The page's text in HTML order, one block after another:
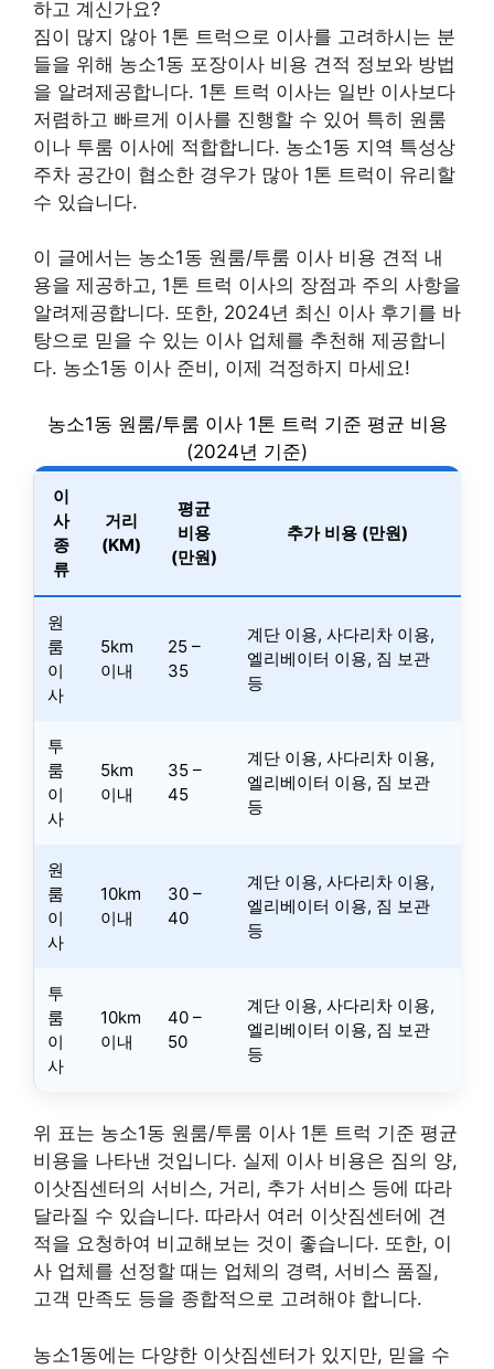
하고 계신가요?
짐이 많지 않아 1톤 트럭으로 이사를 고려하시는 분
들을 위해 농소1동 포장이사 비용 견적 정보와 방법
을 알려제공합니다. 1톤 트럭 이사는 일반 이사보다
저렴하고 빠르게 이사를 진행할 수 있어 특히 원룸
이나 투룸 이사에 적합합니다. 농소1동 지역 특성상
주차 공간이 협소한 경우가 많아 1톤 트럭이 유리할
수 있습니다.
이 글에서는 농소1동 원룸/투룸 이사 비용 견적 내
용을 제공하고, 1톤 트럭 이사의 장점과 주의 사항을
알려제공합니다. 또한, 2024년 최신 이사 후기를 바
탕으로 믿을 수 있는 이사 업체를 추천해 제공합니
다. 농소1동 이사 준비, 이제 걱정하지 마세요!
농소1동 원룸/투룸 이사 1톤 트럭 기준 평균 비용
(2024년 기준)
이
사
종
류
거리
(KM)
평균
비용
(만원)
추가 비용 (만원)
원
룸
이
사
5km
이내
25 –
35
계단 이용, 사다리차 이용,
엘리베이터 이용, 짐 보관
등
투
룸
이
사
5km
이내
35 –
45
계단 이용, 사다리차 이용,
엘리베이터 이용, 짐 보관
등
원
룸
이
사
10km
이내
30 –
40
계단 이용, 사다리차 이용,
엘리베이터 이용, 짐 보관
등
투
룸
이
사
10km
이내
40 –
50
계단 이용, 사다리차 이용,
엘리베이터 이용, 짐 보관
등
위 표는 농소1동 원룸/투룸 이사 1톤 트럭 기준 평균
비용을 나타낸 것입니다. 실제 이사 비용은 짐의 양,
이삿짐센터의 서비스, 거리, 추가 서비스 등에 따라
달라질 수 있습니다. 따라서 여러 이삿짐센터에 견
적을 요청하여 비교해보는 것이 좋습니다. 또한, 이
사 업체를 선정할 때는 업체의 경력, 서비스 품질,
고객 만족도 등을 종합적으로 고려해야 합니다.
농소1동에는 다양한 이삿짐센터가 있지만, 믿을 수